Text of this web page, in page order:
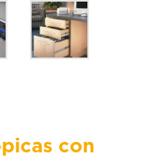
con